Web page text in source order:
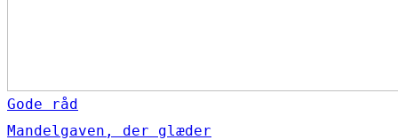
Gode råd
Mandelgaven, der glæder